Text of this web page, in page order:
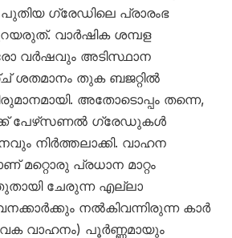
ഗ്രേഡിലെ പ്രാരംഭ
വാർഷിക ശമ്പള
വർഷവും അടിസ്ഥാന
ശതമാനം തുക ബജറ്റിൽ
അതോടൊപ്പം തന്നെ,
പേഴ്‌സണൽ ഗ്രേഡുകൾ
നിർത്തലാക്കി. വാഹന
പ്രധാന മാറ്റം
ചേരുന്ന എല്ലാ
നൽകിവന്നിരുന്ന കാർ
വക വാഹനം) പൂർണ്ണമായും